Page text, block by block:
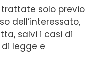
solo previo
dell’interessato,
salvi i casi di
legge e